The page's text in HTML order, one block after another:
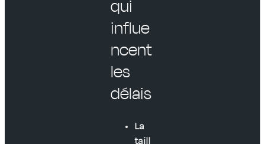
qui
influe
ncent
les
délais
La
taill